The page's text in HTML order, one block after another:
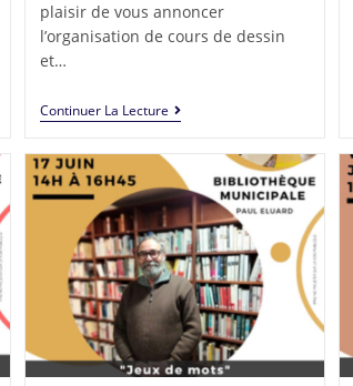
plaisir de vous annoncer
l’organisation de cours de dessin
et…
Continuer La Lecture